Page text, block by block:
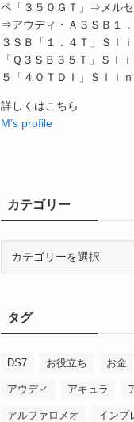
ペ「３５０ＧＴ」⇒メル
⇒アウディ・Ａ３ＳＢ１
３ＳＢ「１．４Ｔ」Ｓｌ
「Ｑ３ＳＢ３５Ｔ」Ｓｌ
５「４０ＴＤＩ」Ｓｌｉ
詳しくはこちら
M’s profile
カテゴリー
ータグ
DS7 お役立ち お金
アウディ アキュラ
アルファロメオ インプ